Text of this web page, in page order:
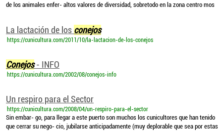
de los animales enfer- altos valores de diversidad, sobretodo en la zona centro mos
La lactación de los conejos
https://cunicultura.com/2011/10/la-lactacion-de-los-conejos
Conejos- INFO
https://cunicultura.com/2002/08/conejos-info
Un respiro para el Sector
https://cunicultura.com/2008/04/un-respiro-para-el-sector
Sin embar- go, para llegar a este puerto son muchos los cunicultores que han tenido
que cerrar su nego- cio, jubilarse anticipadamente (muy deplorable que sea por estas